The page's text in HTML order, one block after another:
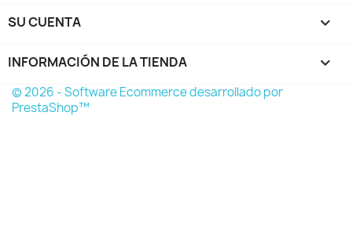
SU CUENTA 
INFORMACIÓN DE LA TIENDA keyboard_arrow_down
© 2026 - Software Ecommerce desarrollado por
PrestaShop™